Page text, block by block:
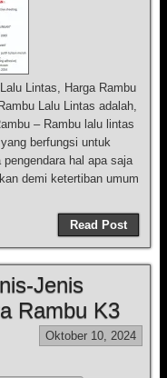
Lintas, Harga Rambu
Lalu Lintas adalah,
– Rambu lalu lintas
berfungsi untuk
hal apa saja
demi ketertiban umum
Read Post
Jenis
Rambu K3
Oktober 10, 2024